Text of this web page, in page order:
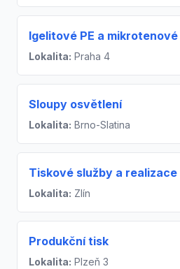
Igelitové PE a
Lokalita: Praha 4
Sloupy osvětlení
Lokalita: Brno-Slatina
Tiskové služby a realizace
Lokalita: Zlín
Produkční tisk
Lokalita: Plzeň 3